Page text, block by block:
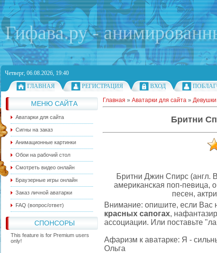
Гифава.ру -
Четверг, 06.08.2026, 19:40
ГЛАВНАЯ
РЕГИСТРАЦИЯ ВХОД
МЕНЮ САЙТА
Аватарки для сайта
Сигны на заказ
Анимационные картинки
Обои на рабочий стол
Смотреть видео онлайн
Браузерные игры онлайн
Заказ личной аватарки
FAQ (вопрос/ответ)
СПОНСОРЫ
This feature is for Premium users
only!
Главная » Аватарки для сайта »
Бритни
Бритни Джин Спирс (англ.
американская поп-певица,
песен,
Внимание: опишите, если Вас
красных сапогах,
ассоциации. Или поставьте
Афаризм к аватарке: Я -
Ольга